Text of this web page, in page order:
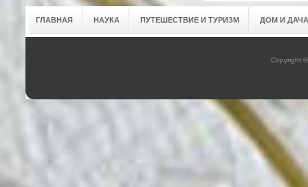
ГЛАВНАЯ НАУКА ПУТЕШЕСТВИЕ И ТУРИЗМ ДОМ И ДАЧА
Copyright